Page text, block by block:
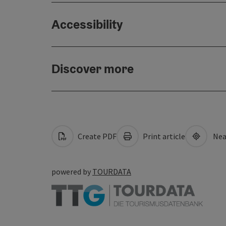
Accessibility
Discover more
Create PDF Print article
powered by TOURDATA